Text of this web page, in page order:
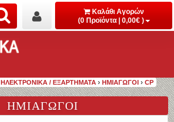
Καλάθι Αγορών
(0 Προϊόντα | 0,00€ )
ΗΛΕΚΤΡΟΝΙΚΑ / ΕΞΑΡΤΗΜΑΤΑ › ΗΜΙΑΓΩΓΟΙ › CP
ΗΜΙΑΓΩΓΟΙ